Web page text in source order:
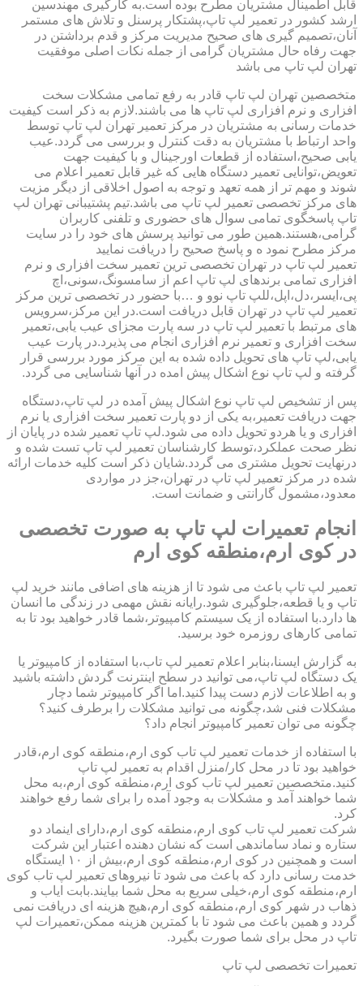
قابل اطمینال مشتریان مطرح بوده است.به کارگیری مهندسین
ارشد کشور در تعمیر لپ تاپ،پشتکار پرسنل و تلاش های مستمر
آنان،تصمیم گیری های صحیح مدیریت مرکز و قدم برداشتن در
جهت رفاه حال مشتریان گرامی از جمله نکات اصلی موفقیت
تهران لپ تاپ می باشد
متخصصین تهران لپ تاپ قادر به رفع تمامی مشکلات سخت
افزاری و نرم افزاری لپ تاپ ها می باشند.لازم به ذکر است کیفیت
خدمات رسانی به مشتریان در مرکز تعمیر تهران لپ تاپ توسط
واحد ارتباط با مشتریان به دقت کنترل و بررسی می گردد.عیب
یابی صحیح،استفاده از قطعات اورجینال و با کیفیت جهت
تعویض،توانایی تعمیر دستگاه هایی که غیر قابل تعمیر اعلام می
شوند و مهم تر از همه تعهد و توجه به اصول اخلاقی از دیگر مزیت
های مرکز تخصصی تعمیر لپ تاپ می باشد.تیم پشتیبانی تهران لپ
تاپ پاسخگوی تمامی سوال های حضوری و تلفنی کاربران
گرامی،هستند.همین طور می توانید پرسش های خود را در سایت
مرکز مطرح نمود ه و پاسخ صحیح را دریافت نمایید
تعمیر لپ تاپ در تهران تخصصی ترین تعمیر سخت افزاری و نرم
افزاری تمامی برندهای لپ تاپ اعم از سامسونگ،سونی،اچ
پی،ایسر،دل،اپل،للپ تاپ نوو و …با حضور در تخصصی ترین مرکز
تعمیر لپ تاپ در تهران قابل دریافت است.در این مرکز،سرویس
های مرتبط با تعمیر لپ تاپ در سه پارت مجزای عیب یابی،تعمیر
سخت افزاری و تعمیر نرم افزاری انجام می پذیرد.در پارت عیب
یابی،لپ تاپ های تحویل داده شده به این مرکز مورد بررسی قرار
گرفته و لپ تاپ نوع اشکال پیش امده در آنها شناسایی می گردد.
پس از تشخیص لپ تاپ نوع اشکال پیش آمده در لپ تاپ،دستگاه
جهت دریافت تعمیر،به یکی از دو پارت تعمیر سخت افزاری یا نرم
افزاری و یا هردو تحویل داده می شود.لپ تاپ تعمیر شده در پایان از
نظر صحت عملکرد،توسط کارشناسان تعمیر لپ تاپ تست شده و
درنهایت تحویل مشتری می گردد.شایان ذکر است کلیه خدمات ارائه
شده در مرکز تعمیر لپ تاپ در تهران،جز در مواردی
معدود،مشمول گارانتی و ضمانت است.
انجام تعمیرات لپ تاپ به صورت تخصصی
در کوی ارم،منطقه کوی ارم
تعمیر لپ تاپ باعث می شود تا از هزینه های اضافی مانند خرید لپ
تاپ و یا قطعه،جلوگیری شود.رایانه نقش مهمی در زندگی ما انسان
ها دارد.با استفاده از یک سیستم کامپیوتر،شما قادر خواهید بود تا به
تمامی کارهای روزمره خود برسید.
به گزارش ایسنا،بنابر اعلام تعمیر لپ تاب،با استفاده از کامپیوتر یا
یک دستگاه لپ تاپ،می توانید در سطح اینترنت گردش داشته باشید
و به اطلاعات لازم دست پیدا کنید.اما اگر کامپیوتر شما دچار
مشکلات فنی شد،چگونه می توانید مشکلات را برطرف کنید؟
چگونه می توان تعمیر کامپیوتر انجام داد؟
با استفاده از خدمات تعمیر لپ تاب کوی ارم،منطقه کوی ارم،قادر
خواهید بود تا در محل کار/منزل اقدام به تعمیر لپ تاپ
کنید.متخصصین تعمیر لپ تاب کوی ارم،منطقه کوی ارم،به محل
شما خواهند آمد و مشکلات به وجود آمده را برای شما رفع خواهند
کرد.
شرکت تعمیر لپ تاب کوی ارم،منطقه کوی ارم،دارای اینماد دو
ستاره و نماد ساماندهی است که نشان دهنده اعتبار این شرکت
است و همچنین در کوی ارم،منطقه کوی ارم،بیش از ۱۰ ایستگاه
خدمت رسانی دارد که باعث می شود تا نیروهای تعمیر لپ تاب کوی
ارم،منطقه کوی ارم،خیلی سریع به محل شما بیایند.بابت ایاب و
ذهاب در شهر کوی ارم،منطقه کوی ارم،هیچ هزینه ای دریافت نمی
گردد و همین باعث می شود تا با کمترین هزینه ممکن،تعمیرات لپ
تاپ در محل برای شما صورت بگیرد.
تعمیرات تخصصی لپ تاپ